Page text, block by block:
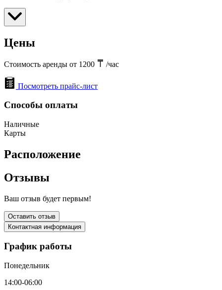
Цены
Стоимость аренды от 1200 /час
Посмотреть прайс-лист
Способы оплаты
Наличные
Карты
Расположение
Отзывы
Ваш отзыв будет первым!
Оставить отзыв
Контактная информация
График работы
Понедельник
14:00-06:00